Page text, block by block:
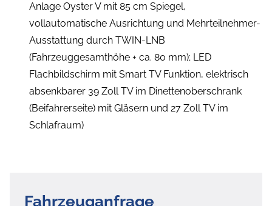
Anlage Oyster V mit 85 cm Spiegel,
vollautomatische Ausrichtung und Mehrteilnehmer-
Ausstattung durch TWIN-LNB
(Fahrzeuggesamthöhe + ca. 80 mm); LED
Flachbildschirm mit Smart TV Funktion, elektrisch
absenkbarer 39 Zoll TV im Dinettenoberschrank
(Beifahrerseite) mit Gläsern und 27 Zoll TV im
Schlafraum)
Fahrzeuganfrage